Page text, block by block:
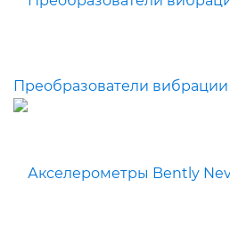
Преобразователи